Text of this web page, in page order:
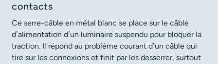
contacts
Ce serre-câble en métal blanc se place sur le câble
d’alimentation d’un luminaire suspendu pour bloquer la
traction. Il répond au problème courant d’un câble qui
tire sur les connexions et finit par les desserrer, surtout